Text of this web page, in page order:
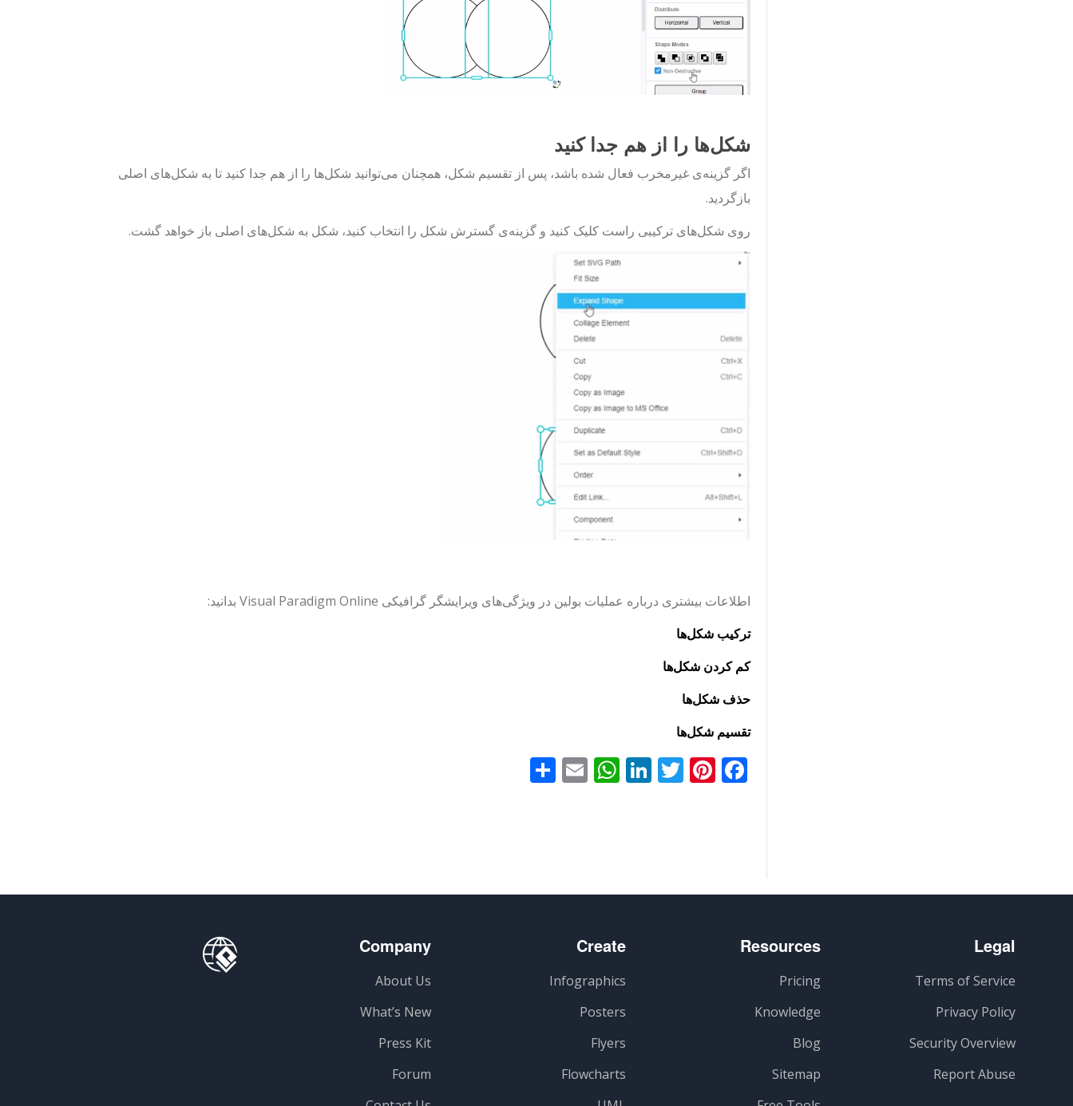
شکل‌ها را از هم جدا کنید
اگر گزینه‌ی غیرمخرب فعال شده باشد، پس از تقسیم شکل، همچنان می‌توانید شکل‌ها را از هم جدا کنید تا به شکل‌های اصلی
بازگردید.
روی شکل‌های ترکیبی راست کلیک کنید و گزینه‌ی گسترش شکل را انتخاب کنید، شکل به شکل‌های اصلی باز خواهد گشت.
اطلاعات بیشتری درباره عملیات بولین در ویژگی‌های ویرایشگر گرافیکی Visual Paradigm Online بدانید:
ترکیب شکل‌ها
کم کردن شکل‌ها
حذف شکل‌ها
تقسیم شکل‌ها
Facebook
Pinterest
Twitter
LinkedIn
WhatsApp
Email
Company
About Us
What’s New
Press Kit
Forum
Create
Infographics
Posters
Flyers
Flowcharts
Resources
Pricing
Knowledge
Blog
Sitemap
Legal
Terms of Service
Privacy Policy
Security Overview
Report Abuse